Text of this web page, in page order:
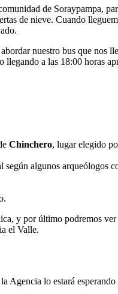
de Soraypampa,
de nieve. Cuando
nuestro bus que
llegando a las 18:00 horas
Chinchero, lugar elegido
según algunos arqueólogos
y por último podremos
el Valle.
Agencia lo estará